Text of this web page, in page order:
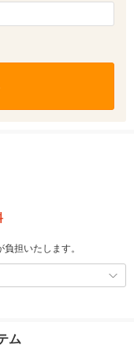
担いたします。
ム